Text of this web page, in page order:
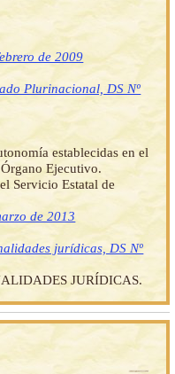
de 2009
Plurinacional, DS Nº
establecidas en el
Ejecutivo.
Servicio Estatal de
de 2013
jurídicas, DS Nº
JURÍDICAS.